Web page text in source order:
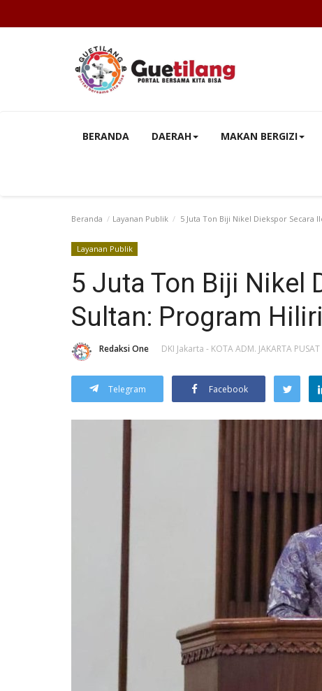
BERANDA DAERAH MAKAN BERGIZI
Beranda Layanan Publik 5 Juta Ton Biji Nikel Diekspor Secara
Layanan Publik
5 Juta Ton Biji Nikel
Sultan: Program
Redaksi One DKI Jakarta - KOTA ADM. JAKARTA PUSAT
Telegram Facebook